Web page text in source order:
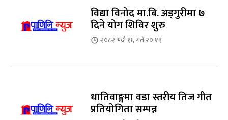
विद्या विनोद मा.बि. अड्गुरीमा ७
दिने योग शिविर शुरु
२०८२ भदौ १६ गते २०:१९
धातिवाङ्गमा वडा स्तरीय तिज गीत
प्रतियोगिता सम्पन्न